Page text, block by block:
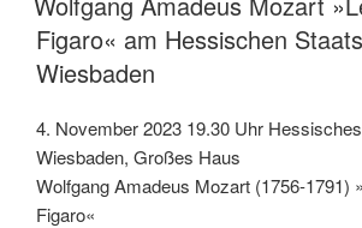
Figaro« am Hessischen
Wiesbaden
4. November 2023 19.30 Uhr
Wiesbaden, Großes Haus
Wolfgang Amadeus Mozart (1756-1791)
Figaro«